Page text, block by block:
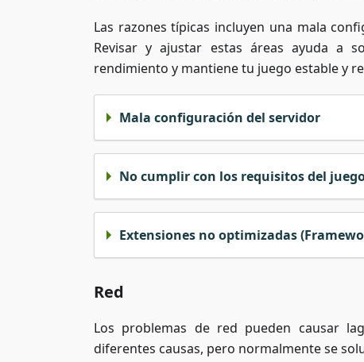
Las razones típicas incluyen una mala
Revisar y ajustar estas áreas ayuda a
rendimiento y mantiene tu juego estable y
Mala configuración del servidor
No cumplir con los requisitos del
Extensiones no optimizadas
Red
Los problemas de red pueden causar
diferentes causas, pero normalmente se